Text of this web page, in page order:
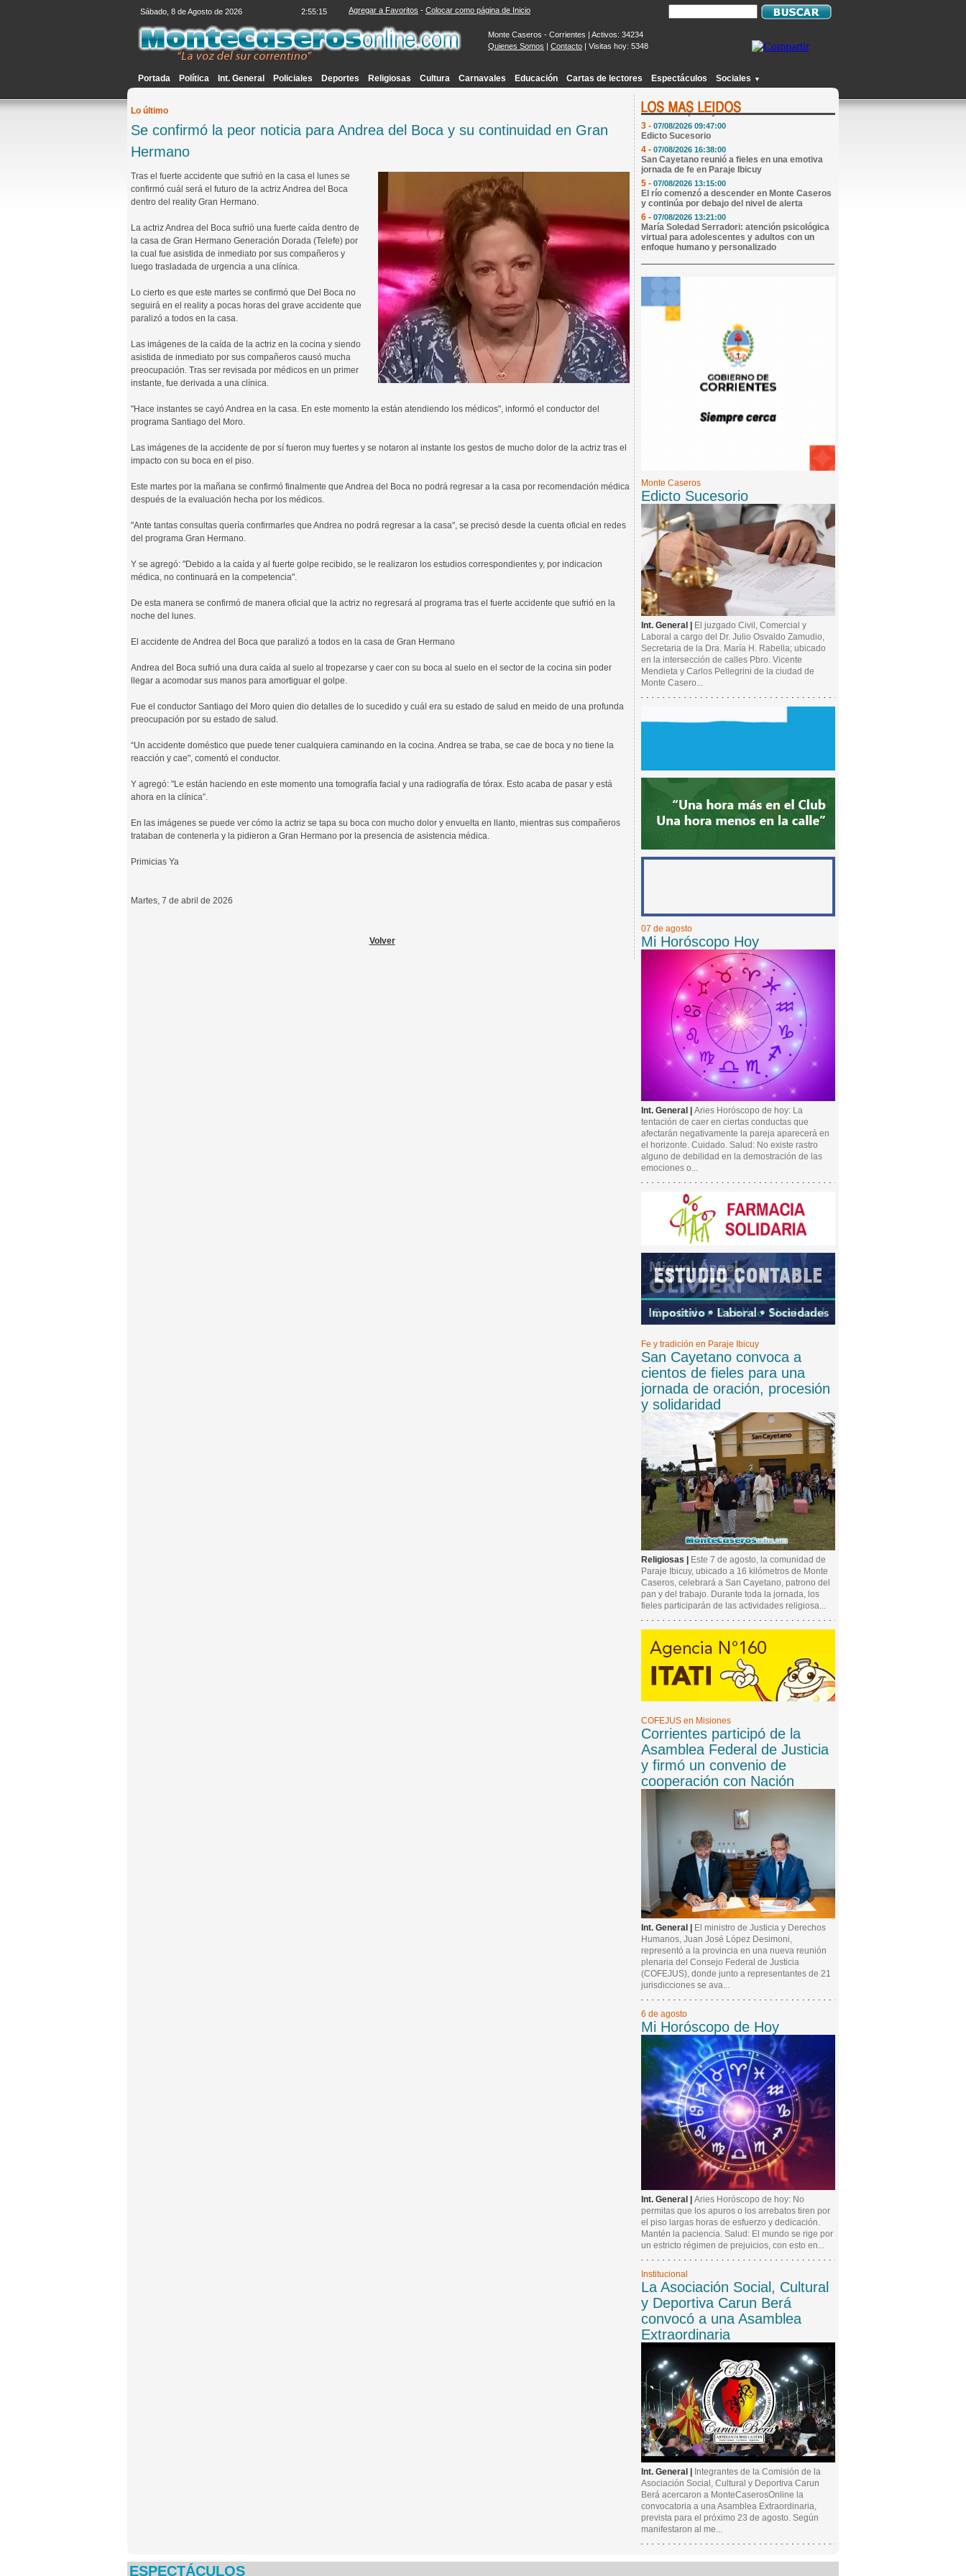
Sábado, 8 de Agosto de 2026 2:55:16 Agregar a Favoritos - Colocar como página de Inicio
Monte Caseros - Corrientes | Activos: 34234
Quienes Somos | Contacto | Visitas hoy: 5348
Portada Política Int. General Policiales Deportes Religiosas Cultura Carnavales Educación Cartas de lectores Espectáculos Sociales ▼
Lo último
Se confirmó la peor noticia para Andrea del Boca y su continuidad en Gran
Hermano
Tras el fuerte accidente que sufrió en la casa el lunes se
confirmó cuál será el futuro de la actriz Andrea del Boca
dentro del reality Gran Hermano.
La actriz Andrea del Boca sufrió una fuerte caída dentro de
la casa de Gran Hermano Generación Dorada (Telefe) por
la cual fue asistida de inmediato por sus compañeros y
luego trasladada de urgencia a una clínica.
Lo cierto es que este martes se confirmó que Del Boca no
seguirá en el reality a pocas horas del grave accidente que
paralizó a todos en la casa.
Las imágenes de la caída de la actriz en la cocina y siendo
asistida de inmediato por sus compañeros causó mucha
preocupación. Tras ser revisada por médicos en un primer
instante, fue derivada a una clínica.
"Hace instantes se cayó Andrea en la casa. En este momento la están atendiendo los médicos", informó el conductor del
programa Santiago del Moro.
Las imágenes de la accidente de por sí fueron muy fuertes y se notaron al instante los gestos de mucho dolor de la actriz tras el
impacto con su boca en el piso.
Este martes por la mañana se confirmó finalmente que Andrea del Boca no podrá regresar a la casa por recomendación médica
después de la evaluación hecha por los médicos.
"Ante tantas consultas quería confirmarles que Andrea no podrá regresar a la casa", se precisó desde la cuenta oficial en redes
del programa Gran Hermano.
Y se agregó: "Debido a la caída y al fuerte golpe recibido, se le realizaron los estudios correspondientes y, por indicacion
médica, no continuará en la competencia".
De esta manera se confirmó de manera oficial que la actriz no regresará al programa tras el fuerte accidente que sufrió en la
noche del lunes.
El accidente de Andrea del Boca que paralizó a todos en la casa de Gran Hermano
Andrea del Boca sufrió una dura caída al suelo al tropezarse y caer con su boca al suelo en el sector de la cocina sin poder
llegar a acomodar sus manos para amortiguar el golpe.
Fue el conductor Santiago del Moro quien dio detalles de lo sucedido y cuál era su estado de salud en meido de una profunda
preocupación por su estado de salud.
“Un accidente doméstico que puede tener cualquiera caminando en la cocina. Andrea se traba, se cae de boca y no tiene la
reacción y cae", comentó el conductor.
Y agregó: "Le están haciendo en este momento una tomografía facial y una radiografía de tórax. Esto acaba de pasar y está
ahora en la clínica”.
En las imágenes se puede ver cómo la actriz se tapa su boca con mucho dolor y envuelta en llanto, mientras sus compañeros
trataban de contenerla y la pidieron a Gran Hermano por la presencia de asistencia médica.
Primicias Ya
Martes, 7 de abril de 2026
Volver
de 9 años pueda crecer en familia
2 -07/08/2026 09:07:00
Mi Horóscopo Hoy
3 -07/08/2026 09:47:00
Edicto Sucesorio
4 -07/08/2026 16:38:00
San Cayetano reunió a fieles en una emotiva
jornada de fe en Paraje Ibicuy
5 -07/08/2026 13:15:00
El río comenzó a descender en Monte Caseros
y continúa por debajo del nivel de alerta
6 -07/08/2026 13:21:00
María Soledad Serradori: atención psicológica
virtual para adolescentes y adultos con un
enfoque humano y personalizado
Monte Caseros
Edicto Sucesorio
Int. General |
El juzgado Civil, Comercial y
Laboral a cargo del Dr. Julio Osvaldo Zamudio,
Secretaria de la Dra. María H. Rabella; ubicado
en la intersección de calles Pbro. Vicente
Mendieta y Carlos Pellegrini de la ciudad de
Monte Casero...
07 de agosto
Mi Horóscopo Hoy
Int. General | Aries Horóscopo de hoy: La
tentación de caer en ciertas conductas que
afectarán negativamente la pareja aparecerá en
el horizonte. Cuidado. Salud: No existe rastro
alguno de debilidad en la demostración de las
emociones o...
Fe y tradición en Paraje Ibicuy
San Cayetano convoca a
cientos de fieles para una
jornada de oración, procesión
y solidaridad
Religiosas |
Este 7 de agosto, la comunidad de
Paraje Ibicuy, ubicado a 16 kilómetros de Monte
Caseros, celebrará a San Cayetano, patrono del
pan y del trabajo. Durante toda la jornada, los
fieles participarán de las actividades religiosa...
COFEJUS en Misiones
Corrientes participó de la
Asamblea Federal de Justicia
y firmó un convenio de
cooperación con Nación
Int. General |
El ministro de Justicia y Derechos
Humanos, Juan José López Desimoni,
representó a la provincia en una nueva reunión
plenaria del Consejo Federal de Justicia
(COFEJUS), donde junto a representantes de 21
jurisdicciones se ava...
6 de agosto
Mi Horóscopo de Hoy
Int. General | Aries Horóscopo de hoy: No
permitas que los apuros o los arrebatos tiren por
el piso largas horas de esfuerzo y dedicación.
Mantén la paciencia. Salud: El mundo se rige por
un estricto régimen de prejuicios, con esto en...
Institucional
La Asociación Social, Cultural
y Deportiva Carun Berá
convocó a una Asamblea
Extraordinaria
Int. General |
Integrantes de la Comisión de la
Asociación Social, Cultural y Deportiva Carun
Berá acercaron a MonteCaserosOnline la
convocatoria a una Asamblea Extraordinaria,
prevista para el próximo 23 de agosto. Según
manifestaron al me...
ESPECTÁCULOS